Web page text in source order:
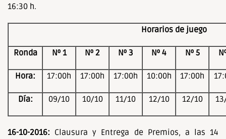
16:30 h.
Horarios de juego
Ronda Nº 1 Nº 2 Nº 3 Nº 4 Nº 5
Hora: 17:00h 17:00h 17:00h 10:00h 17:00h
Día: 09/10 10/10 11/10 12/10 12/10
16-10-2016: Clausura y Entrega de Premios, a las 14